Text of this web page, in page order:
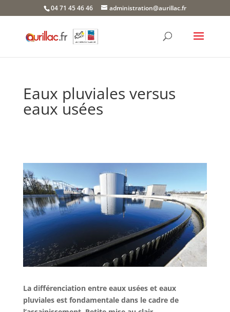
04 71 45 46 46 administration@aurillac.fr
Eaux pluviales versus
eaux usées
La différenciation entre eaux usées et eaux
pluviales est fondamentale dans le cadre de